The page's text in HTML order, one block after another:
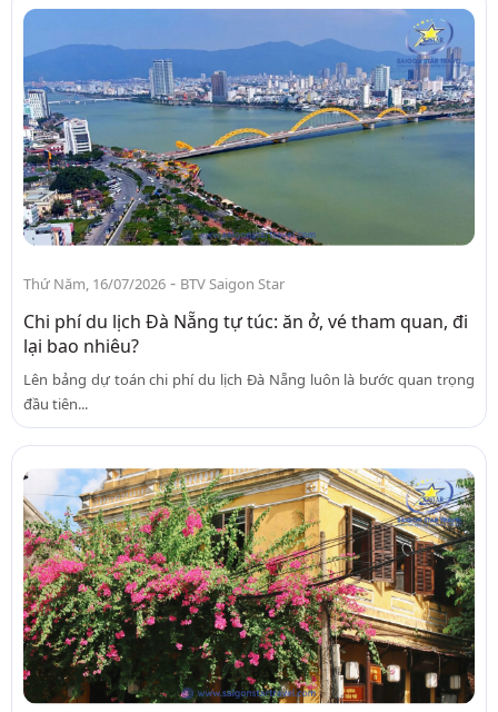
Thứ Năm, 16/07/2026 - BTV Saigon Star
Chi phí du lịch Đà Nẵng tự túc: ăn ở, vé tham quan, đi
lại bao nhiêu?
Lên bảng dự toán chi phí du lịch Đà Nẵng luôn là bước quan trọng
đầu tiên...